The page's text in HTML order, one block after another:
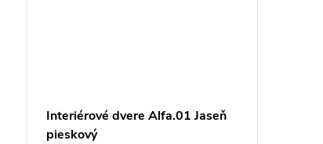
Interiérové dvere Alfa.01 Jaseň
pieskový